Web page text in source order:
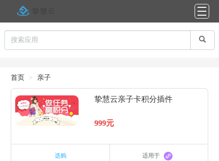
首页 亲子
挚慧云亲子卡积分插件
999元
选购 适用于